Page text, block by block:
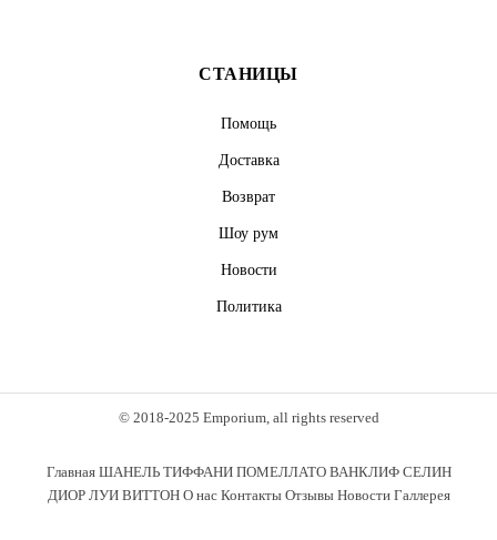
СТАНИЦЫ
Помощь
Доставка
Возврат
Шоу рум
Новости
Политика
© 2018-2025 Emporium, all rights reserved
Главная ШАНЕЛЬ ТИФФАНИ ПОМЕЛЛАТО ВАНКЛИФ СЕЛИН
ДИОР ЛУИ ВИТТОН О нас Контакты Отзывы Новости Галлерея